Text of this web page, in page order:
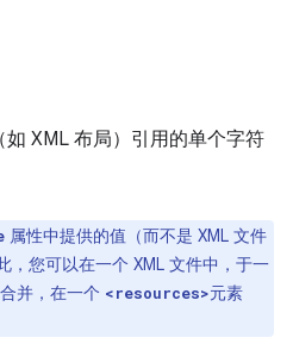
XML 布局）引用的单个字符
属性中提供的值（而不是 XML 文件
，您可以在一个 XML 文件中，于一
并，在一个 <resources>元素